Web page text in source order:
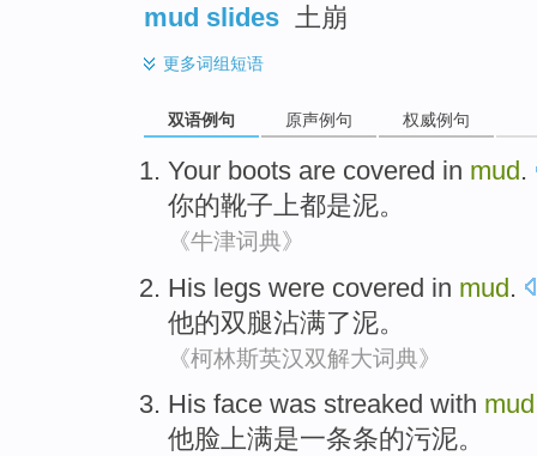
mud slides 土崩
更多词组短语
双语例句 原声例句 权威例句
Your boots are covered in mud.
你的靴子上都是泥。
《牛津词典》
His legs were covered in mud.
他的双腿沾满了泥。
《柯林斯英汉双解大词典》
His face was streaked with mud
他脸上满是一条条的污泥。